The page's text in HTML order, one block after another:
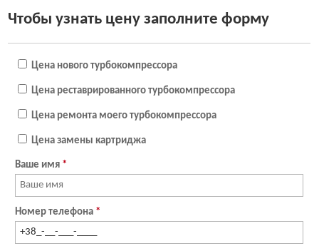
Чтобы узнать цену заполните форму
Цена нового турбокомпрессора
Цена реставрированного турбокомпрессора
Цена ремонта моего турбокомпрессора
Цена замены картриджа
Ваше имя *
Номер телефона *